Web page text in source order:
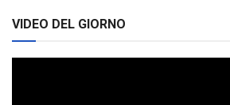
VIDEO DEL GIORNO